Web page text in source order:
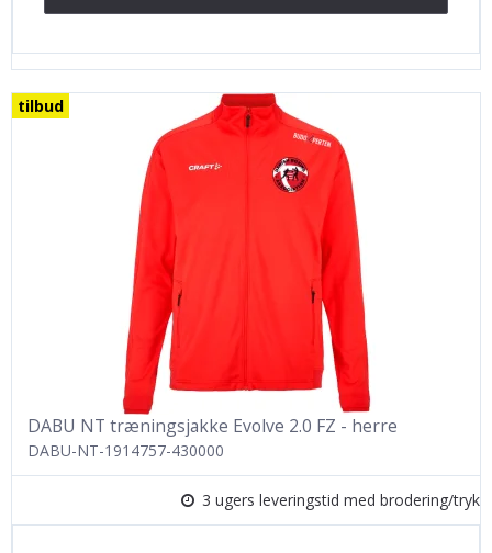
tilbud
DABU NT træningsjakke Evolve 2.0 FZ - herre
DABU-NT-1914757-430000
3 ugers leveringstid med brodering/tryk